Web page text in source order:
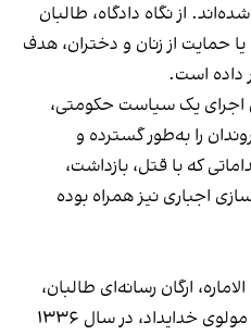
از نگاه دادگاه، طالبان
حمایت از زنان و دختران، هدف
داده است.
اجرای یک سیاست حکومتی،
را به‌طور گسترده و
که با قتل، بازداشت،
اجباری نیز همراه بوده
ارگان رسانه‌ای طالبان،
شیخ مولوی عبدالحکیم، فرزند مولوی خدایداد، در سال ۱۳۳۶